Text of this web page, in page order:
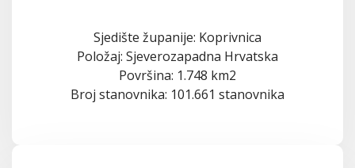
Sjedište županije: Koprivnica
Položaj: Sjeverozapadna Hrvatska
Površina: 1.748 km2
Broj stanovnika: 101.661 stanovnika